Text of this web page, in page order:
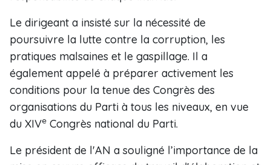
Le dirigeant a insisté sur la nécessité de
poursuivre la lutte contre la corruption, les
pratiques malsaines et le gaspillage. Il a
également appelé à préparer activement les
conditions pour la tenue des Congrès des
organisations du Parti à tous les niveaux, en vue
du XIVe Congrès national du Parti.
Le président de l'AN a souligné l’importance de la